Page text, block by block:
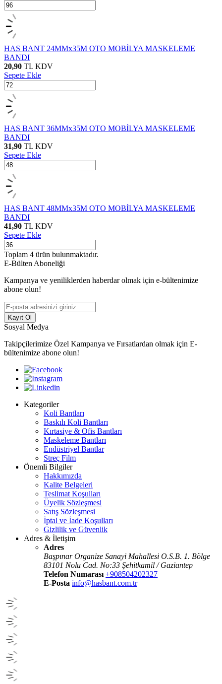
HAS BANT 24MMx35M OTO MOBİLYA MASKELEME
BANDI
20,90 TL KDV
Sepete Ekle
HAS BANT 36MMx35M OTO MOBİLYA MASKELEME
BANDI
31,90 TL KDV
Sepete Ekle
HAS BANT 48MMx35M OTO MOBİLYA MASKELEME
BANDI
41,90 TL KDV
Sepete Ekle
Toplam 4 ürün bulunmaktadır.
E-Bülten Aboneliği
Kampanya ve yeniliklerden haberdar olmak için e-bültenimize
abone olun!
Kayıt Ol
Sosyal Medya
Takipçilerimize Özel Kampanya ve Fırsatlardan olmak için E-
bültenimize abone olun!
Kategoriler
Koli Bantları
Baskılı Koli Bantları
Kırtasiye & Ofis Bantları
Maskeleme Bantları
Endüstriyel Bantlar
Streç Film
Önemli Bilgiler
Hakkımızda
Kalite Belgeleri
Teslimat Koşulları
Üyelik Sözleşmesi
Satış Sözleşmesi
İptal ve İade Koşulları
Gizlilik ve Güvenlik
Adres & İletişim
Adres
Başpınar Organize Sanayi Mahallesi O.S.B. 1. Bölge
83101 Nolu Cad. No:33 Şehitkamil / Gaziantep
Telefon Numarası +908504202327
E-Posta info@hasbant.com.tr